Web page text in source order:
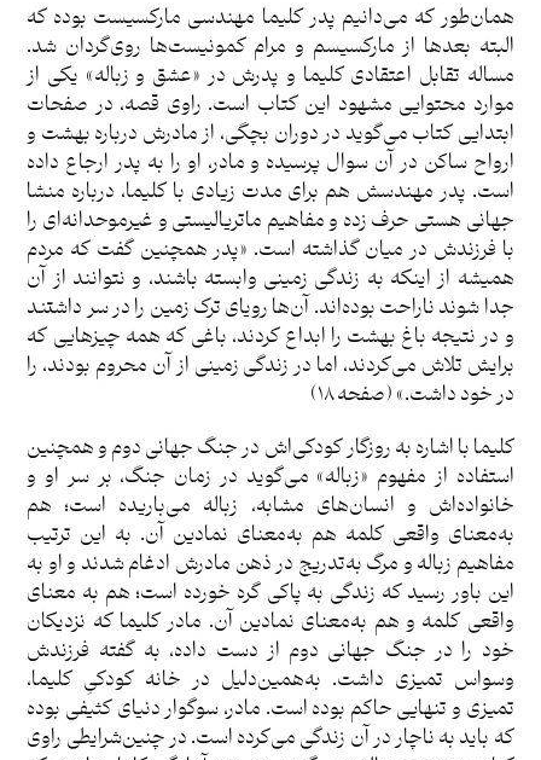
همان‌طور که می‌دانیم پدر کلیما مهندسی مارکسیست بوده که
البته بعدها از مارکسیسم و مرام کمونیست‌ها روی‌گردان شد.
مساله تقابل اعتقادی کلیما و پدرش در «عشق و زباله» یکی از
موارد محتوایی مشهود این کتاب است. راوی قصه، در صفحات
ابتدایی کتاب می‌گوید در دوران بچگی، از مادرش درباره بهشت و
ارواح ساکن در آن سوال پرسیده و مادر، او را به پدر ارجاع داده
است. پدر مهندسش هم برای مدت زیادی با کلیما، درباره منشا
جهانی هستی حرف زده و مفاهیم ماتریالیستی و غیرموحدانه‌ای را
با فرزندش در میان گذاشته است. «پدر همچنین گفت که مردم
همیشه از اینکه به زندگی زمینی وابسته باشند، و نتوانند از آن
جدا شوند ناراحت بوده‌اند. آن‌ها رویای ترک زمین را در سر داشتند
و در نتیجه باغ بهشت را ابداع کردند، باغی که همه چیزهایی که
برایش تلاش می‌کردند، اما در زندگی زمینی از آن محروم بودند، را
در خود داشت.» (صفحه ۱۸)
کلیما با اشاره به روزگار کودکی‌اش در جنگ جهانی دوم و همچنین
استفاده از مفهوم «زباله» می‌گوید در زمان جنگ، بر سر او و
خانواده‌اش و انسان‌های مشابه، زباله می‌باریده است؛ هم
به‌معنای واقعی کلمه هم به‌معنای نمادین آن. به این ترتیب
مفاهیم زباله و مرگ به‌تدریج در ذهن مادرش ادغام شدند و او به
این باور رسید که زندگی به پاکی گره خورده است؛ هم به معنای
واقعی کلمه و هم به‌معنای نمادین آن. مادر کلیما که نزدیکان
خود را در جنگ جهانی دوم از دست داده، به گفته فرزندش
وسواس تمیزی داشت. به‌همین‌دلیل در خانه کودکیِ کلیما،
تمیزی و تنهایی حاکم بوده است. مادر، سوگوار دنیای کثیفی بوده
که باید به ناچار در آن زندگی می‌کرده است. در چنین‌شرایطی راوی